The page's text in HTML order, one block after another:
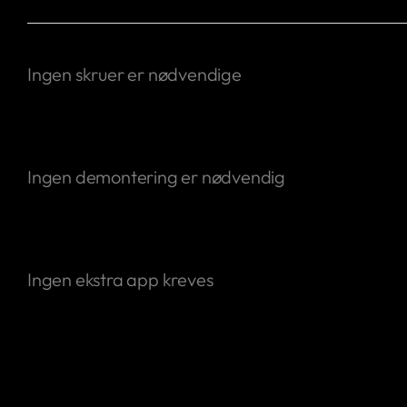
Ingen skruer er nødvendige
Ingen demontering er nødvendig
Ingen ekstra app kreves